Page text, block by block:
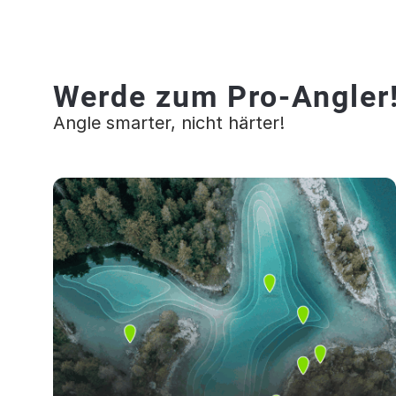
Werde zum Pro-
Angle smarter, nicht härter!